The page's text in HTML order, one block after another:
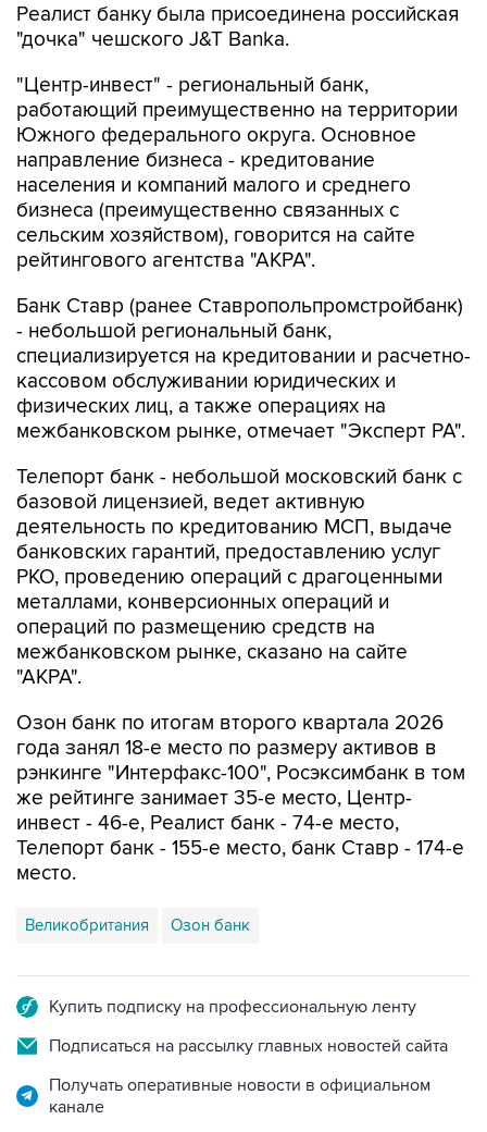
"Центр-инвест" - региональный банк,
Южного федерального округа. Основное
направление бизнеса - кредитование
населения и компаний малого и среднего
бизнеса (преимущественно связанных с
сельским хозяйством), говорится на сайте
рейтингового агентства "АКРА".
Банк Ставр (ранее Ставропольпромстройбанк)
специализируется на кредитовании и расчетно-
кассовом обслуживании юридических и
физических лиц, а также операциях на
межбанковском рынке, отмечает "Эксперт РА".
Телепорт банк - небольшой московский банк с
деятельность по кредитованию МСП, выдаче
банковских гарантий, предоставлению услуг
РКО, проведению операций с драгоценными
металлами, конверсионных операций и
операций по размещению средств на
межбанковском рынке, сказано на сайте
"АКРА".
Озон банк по итогам второго квартала 2026
рэнкинге "Интерфакс-100", Росэксимбанк в том
же рейтинге занимает 35-е место, Центр-
инвест - 46-е, Реалист банк - 74-е место,
Телепорт банк - 155-е место, банк Ставр - 174-е
место.
Великобритания
Подписаться на рассылку главных новостей сайта
Получать оперативные новости в официальном